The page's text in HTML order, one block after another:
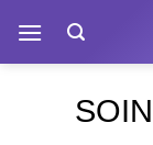
contenu